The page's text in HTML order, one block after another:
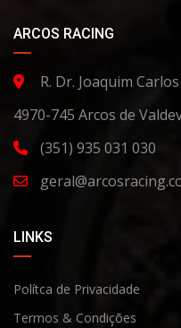
ARCOS RACING
R. Dr. Joaquim
4970-745 Arcos de
(351) 935 031 030
LINKS
Polítca de Privacidade
Termos & Condições